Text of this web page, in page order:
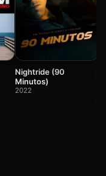
Nightride (90
Minutos)
2022